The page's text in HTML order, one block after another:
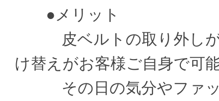
●メリット
皮ベルトの取り外しが
け替えがお客様ご自身で可
その日の気分やファッ